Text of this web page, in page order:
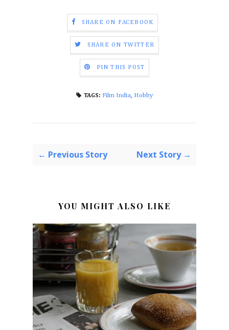
SHARE ON FACEBOOK
SHARE ON TWITTER
PIN THIS POST
TAGS: Film India, Hobby
← Previous Story Next Story →
YOU MIGHT ALSO LIKE